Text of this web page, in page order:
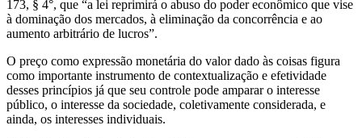
173, § 4°, que “a lei reprimirá o abuso do poder econômico que vise
à dominação dos mercados, à eliminação da concorrência e ao
aumento arbitrário de lucros”.
O preço como expressão monetária do valor dado às coisas figura
como importante instrumento de contextualização e efetividade
desses princípios já que seu controle pode amparar o interesse
público, o interesse da sociedade, coletivamente considerada, e
ainda, os interesses individuais.